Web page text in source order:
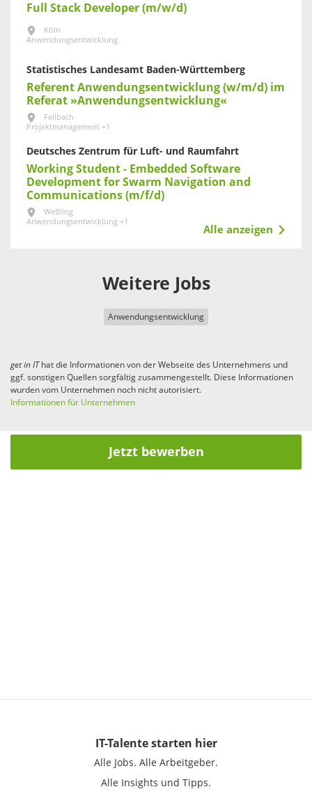
Full Stack Developer (m/w/d)
Köln
Anwendungsentwicklung
Statistisches Landesamt Baden-Württemberg
Referent Anwendungsentwicklung (w/m/d) im
Referat »Anwendungsentwicklung«
Fellbach
Projektmanagement +1
Deutsches Zentrum für Luft- und Raumfahrt
Working Student - Embedded Software
Development for Swarm Navigation and
Communications (m/f/d)
Weßling
Anwendungsentwicklung +1
Alle anzeigen
Weitere Jobs
Anwendungsentwicklung
get in IThat die Informationen von der Webseite des Unternehmens und
ggf. sonstigen Quellen sorgfältig zusammengestellt. Diese Informationen
wurden vom Unternehmen noch nicht autorisiert.
Informationen für Unternehmen
Jetzt bewerben
IT-Talentestarten hier
Alle Jobs. Alle Arbeitgeber.
Alle Insights und Tipps.